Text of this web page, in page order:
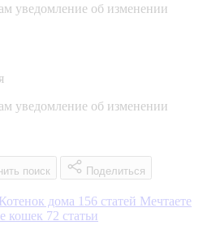
уведомление об изменении
уведомление об изменении
поиск Поделиться
Котенок дома 156 статей Мечтаете
кошек 72 статьи